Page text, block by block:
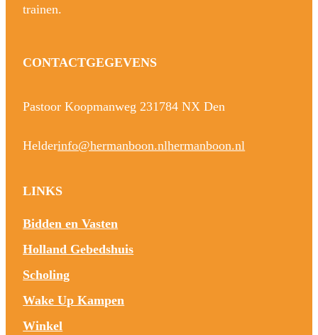
trainen.
CONTACTGEGEVENS
Pastoor Koopmanweg 231784 NX Den
Helderinfo@hermanboon.nlhermanboon.nl
LINKS
Bidden en Vasten
Holland Gebedshuis
Scholing
Wake Up Kampen
Winkel